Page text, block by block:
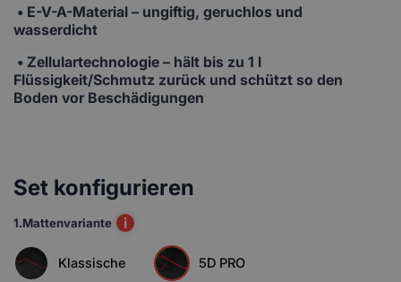
• E-V-A-Material – ungiftig, geruchlos und
wasserdicht
• Zellulartechnologie – hält bis zu 1 l
Flüssigkeit/Schmutz zurück und schützt so den
Boden vor Beschädigungen
Set konfigurieren
1.Mattenvariante i
Klassische 5D PRO